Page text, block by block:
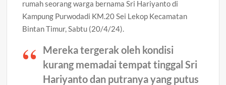
rumah seorang warga bernama Sri Hariyanto di
Kampung Purwodadi KM.20 Sei Lekop Kecamatan
Bintan Timur, Sabtu (20/4/24).
Mereka tergerak oleh kondisi
kurang memadai tempat tinggal Sri
Hariyanto dan putranya yang putus